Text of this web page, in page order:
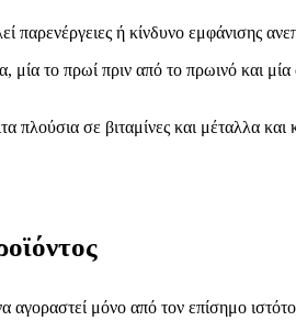
παρενέργειες ή κίνδυνο εμφάνισης
το πρωί πριν από το πρωινό και
πλούσια σε βιταμίνες και μέταλλα
αγοραστεί μόνο από τον επίσημο